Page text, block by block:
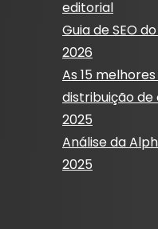
editorial
Guia de SEO
2026
As 15
distribuição
2025
Análise da
2025